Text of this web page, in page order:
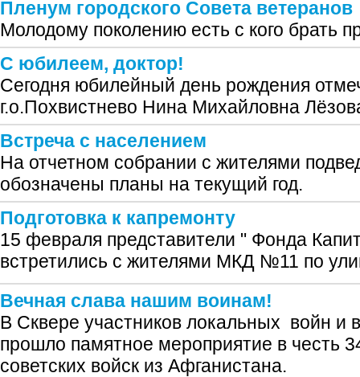
Пленум городского Совета ветеранов
Молодому поколению есть с кого брать
С юбилеем, доктор!
Сегодня юбилейный день рождения
г.о.Похвистнево Нина Михайловна
Встреча с населением
На отчетном собрании с жителями
обозначены планы на текущий год.
Подготовка к капремонту
15 февраля представители " Фонда
встретились с жителями МКД №11 по
Вечная слава нашим воинам!
В Сквере участников локальных войн и
прошло памятное мероприятие в честь
советских войск из Афганистана.